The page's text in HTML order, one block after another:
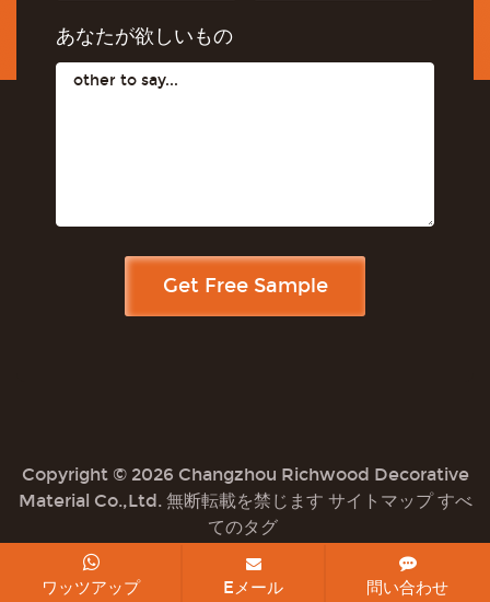
あなたが欲しいもの
Copyright © 2026 Changzhou Richwood Decorative
Material Co.,Ltd. 無断転載を禁じます サイトマップ すべ
てのタグ
ワッツアップ Eメール 問い合わせ